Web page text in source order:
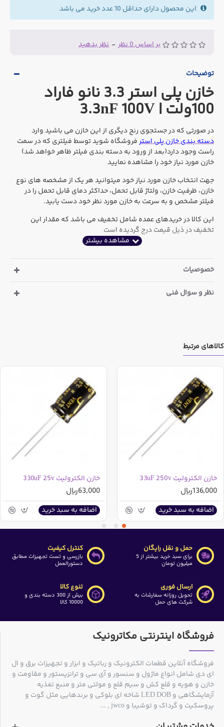
بر اساس 0 نظر - نظر بدهید
این محصول دارای حداقل 10 عدد خرید می باشد
توضیحات
خازن پلی استر 3.3 نانو فاراد
100ولت | 3.3nF 100V
در صورتی که در جستجوی رنج دیگری از این خازن می باشید وارد
دسته بندی خازن پلی استرفروشگاه شوید توسط فیلتری که در سمت
راست وجود دارد(بعد از ورود به دسته بندی فیلتر ظاهر خواهد شد)
خازن مورد نیاز خود را مشاهده نمایید
جهت انتخاب خازن مورد نیاز خود میتوانید هر یک از مشخصه های نوع
خازن، ظرفیت خازن، ولتاژ قابل تحمل، حداکثر دمای قابل تحمل را در
فیلتر مشخص و به سرعت به خازن مورد نظر خود دست یابید.
این کالا در خریدهای عمده شامل تخفیف می باشد که مقدار این
تخفیف در ذیل قیمت درج گردیده است
خصوصیات
نظر و سوال فنی
کالاهای مرتبط
خازن الکترولیت 33uF 250v
136,000ریال
اضافه به سبد خرید
خازن الکترولیت 330uF 25v
63,000ریال
اضافه به سبد خرید
حمل و نقل رایگان
برای سبد خرید بیشتر از 5
میلیون تومان
کنترل کیفیت
بازرسی و تست تجهیزات مطابق
دستورالعمل
ارسال فوری
تحویل روزانه سفارشات به
شرکت های حمل
تنوع کالا
بیش از 300 دسته بندی و
10000 کالا
فروشگاه اینترنتی مکاترونیک
فروشگاه آنلاین قطعات الکترونیک و رباتیک و ابزار و تجهیزات برق و ال
ای دی شامل انواع ماژول و سنسور و آی سی و ترانزیستور و مقاومت و
خازن و هویه و قلع کش و سیم قلع و مولتی متر و منبع تغذیه
آزمایشگاهی و LED DOB شاخه ای بلوکی و برندهایی مثل گوت و
پروسکیت و گرداک و توشیبا و jwco , ...